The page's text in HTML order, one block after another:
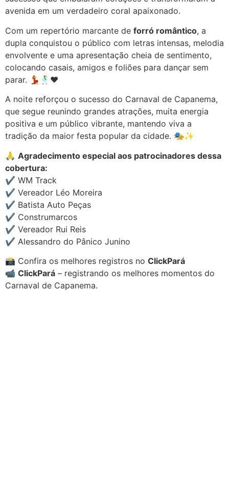
avenida em um verdadeiro coral apaixonado.
Com um repertório marcante de forró romântico, a
dupla conquistou o público com letras intensas, melodia
envolvente e uma apresentação cheia de sentimento,
colocando casais, amigos e foliões para dançar sem
parar. 💃🕺❤️
A noite reforçou o sucesso do Carnaval de Capanema,
que segue reunindo grandes atrações, muita energia
positiva e um público vibrante, mantendo viva a
tradição da maior festa popular da cidade. 🎭✨
🙏 Agradecimento especial aos patrocinadores dessa
cobertura:
✔️ WM Track
✔️ Vereador Léo Moreira
✔️ Batista Auto Peças
✔️ Construmarcos
✔️ Vereador Rui Reis
✔️ Alessandro do Pânico Junino
📸 Confira os melhores registros no ClickPará
📹 ClickPará – registrando os melhores momentos do
Carnaval de Capanema.